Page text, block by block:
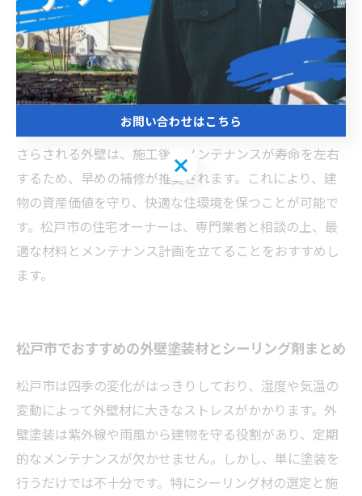
な施工と定期的なメンテナンスが重要です。シーリング
は外壁の隙間や継ぎ目を密閉し、水の侵入を防止するこ
とで、建物内部の腐食やカビ発生を防ぎます。松戸市の
湿潤な気候に対応した耐久性の高い塗料やシーリング材
を使用し、施工後も定期的に状態を確認することで、長
期間にわたり効果を維持できます。特に紫外線や雨風に
さらされる外壁は、施工後のメンテナンスが寿命を左右
するため、早めの補修が推奨されます。これにより、建
物の資産価値を守り、快適な住環境を保つことが可能で
す。松戸市の住宅オーナーは、専門業者と相談の上、最
適な材料とメンテナンス計画を立てることをおすすめし
ます。
松戸市でおすすめの外壁塗装材とシーリング剤まとめ
松戸市は四季の変化がはっきりしており、湿度や気温の
変動によって外壁材に大きなストレスがかかります。外
壁塗装は紫外線や雨風から建物を守る役割があり、定期
的なメンテナンスが欠かせません。しかし、単に塗装を
行うだけでは不十分です。特にシーリング材の選定と施
お問い合わせはこちら
お問い合わせはこちら